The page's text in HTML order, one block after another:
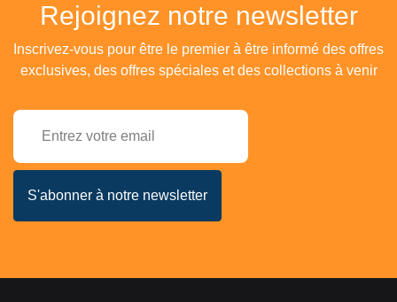
Rejoignez notre newsletter
Inscrivez-vous pour être le premier à être informé des offres
exclusives, des offres spéciales et des collections à venir